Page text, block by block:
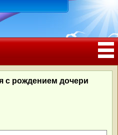
РОЖДЕНИЯ, ЮБИЛЕЕМ
с рождением дочери